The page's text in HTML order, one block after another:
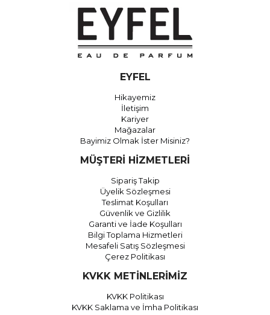
EYFEL
Hikayemiz
İletişim
Kariyer
Mağazalar
Bayimiz Olmak İster Misiniz?
MÜŞTERİ HİZMETLERİ
Sipariş Takip
Üyelik Sözleşmesi
Teslimat Koşulları
Güvenlik ve Gizlilik
Garanti ve İade Koşulları
Bilgi Toplama Hizmetleri
Mesafeli Satış Sözleşmesi
Çerez Politikası
KVKK METİNLERİMİZ
KVKK Politikası
KVKK Saklama ve İmha Politikası